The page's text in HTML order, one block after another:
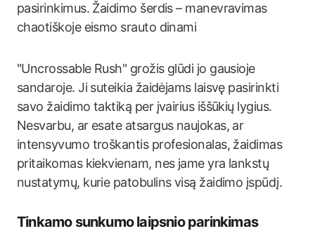
pasirinkimus. Žaidimo šerdis – manevravimas
chaotiškoje eismo srauto dinami
"Uncrossable Rush" grožis glūdi jo gausioje
sandaroje. Ji suteikia žaidėjams laisvę pasirinkti
savo žaidimo taktiką per įvairius iššūkių lygius.
Nesvarbu, ar esate atsargus naujokas, ar
intensyvumo troškantis profesionalas, žaidimas
pritaikomas kiekvienam, nes jame yra lankstų
nustatymų, kurie patobulins visą žaidimo įspūdį.
Tinkamo sunkumo laipsnio parinkimas